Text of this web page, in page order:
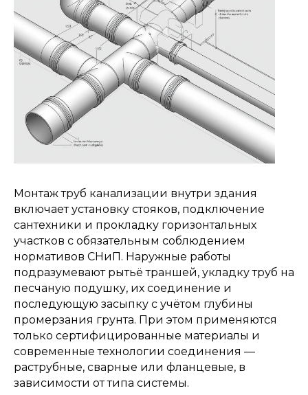
Монтаж труб канализации внутри здания
включает установку стояков, подключение
сантехники и прокладку горизонтальных
участков с обязательным соблюдением
нормативов СНиП. Наружные работы
подразумевают рытьё траншей, укладку труб на
песчаную подушку, их соединение и
последующую засыпку с учётом глубины
промерзания грунта. При этом применяются
только сертифицированные материалы и
современные технологии соединения —
раструбные, сварные или фланцевые, в
зависимости от типа системы.